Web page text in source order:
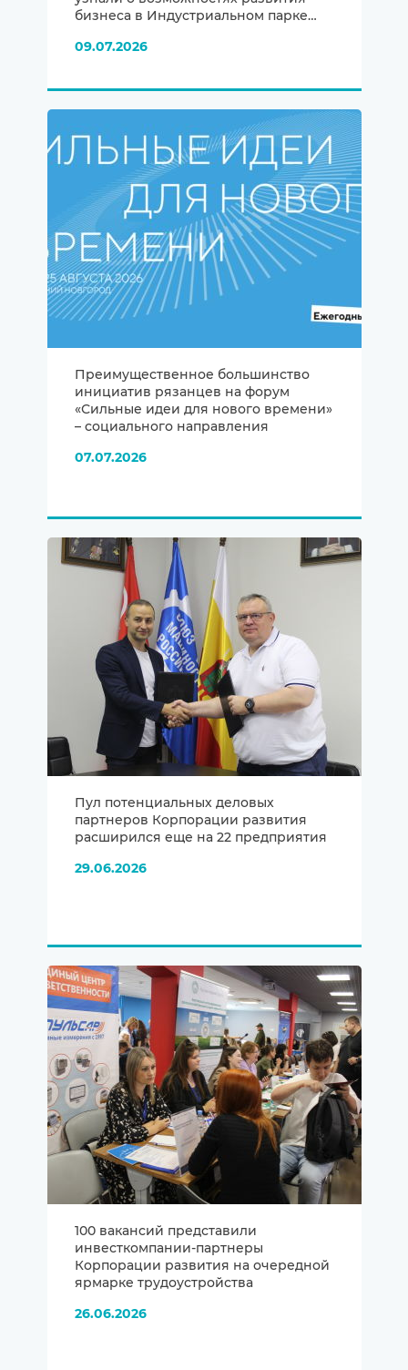
бизнеса в Индустриальном парке
09.07.2026
Преимущественное большинство
инициатив рязанцев на форум
«Сильные идеи для нового времени»
– социального направления
07.07.2026
Пул потенциальных деловых
партнеров Корпорации развития
расширился еще на 22 предприятия
29.06.2026
100 вакансий представили
инвесткомпании-партнеры
Корпорации развития на очередной
ярмарке трудоустройства
26.06.2026